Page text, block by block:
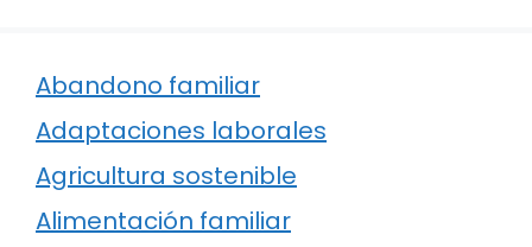
Abandono familiar
Adaptaciones laborales
Agricultura sostenible
Alimentación familiar